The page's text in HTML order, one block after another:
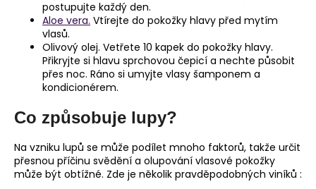
postupujte každý den.
Aloe vera. Vtírejte do pokožky hlavy před mytím
vlasů.
Olivový olej. Vetřete 10 kapek do pokožky hlavy.
Přikryjte si hlavu sprchovou čepicí a nechte působit
přes noc. Ráno si umyjte vlasy šamponem a
kondicionérem.
Co způsobuje lupy?
Na vzniku lupů se může podílet mnoho faktorů, takže určit
přesnou příčinu svědění a olupování vlasové pokožky
může být obtížné. Zde je několik pravděpodobných viníků :